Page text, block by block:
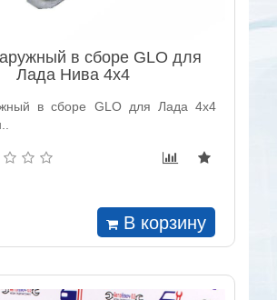
в сборе GLO для
Лада Нива 4х4
в сборе GLO для Лада 4х4
В корзину